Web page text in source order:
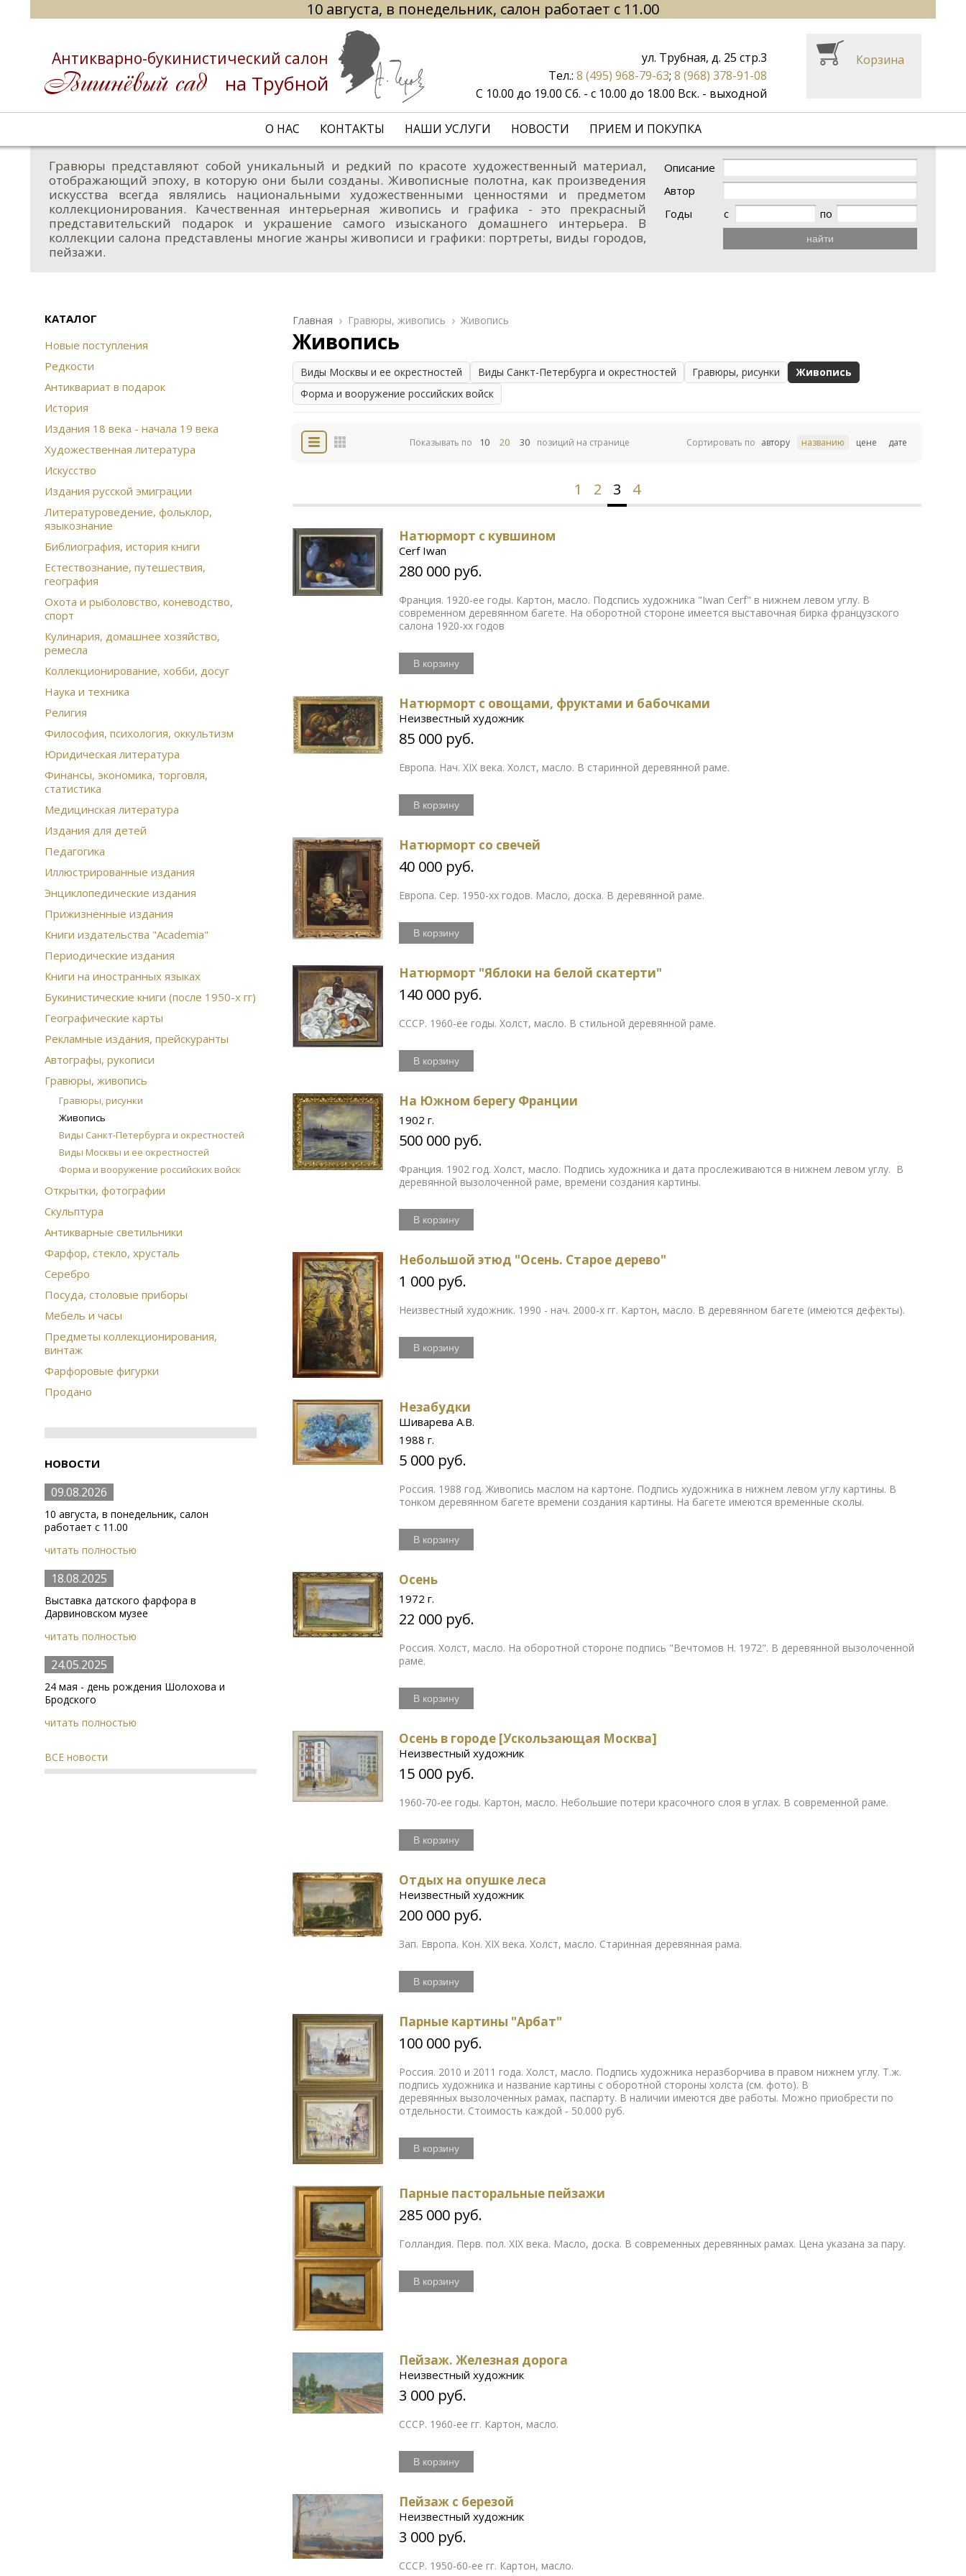
10 августа, в понедельник, салон работает с 11.00
Антикварно-букинистический салон
на Трубной
О НАС КОНТАКТЫ НАШИ УСЛУГИ НОВОСТИ ПРИЕМ И ПОКУПКА
ул. Трубная, д. 25 стр.3
Тел.: 8 (495) 968-79-63; 8 (968) 378-91-08
С 10.00 до 19.00 Сб. - с 10.00 до 18.00 Вск. - выходной
Корзина
Описание
Автор
Годы
с по
найти
Гравюры представляют собой уникальный и редкий по красоте художественный материал,
отображающий эпоху, в которую они были созданы. Живописные полотна, как произведения
искусства всегда являлись национальными художественными ценностями и предметом
коллекционирования. Качественная интерьерная живопись и графика - это прекрасный
представительский подарок и украшение самого изысканого домашнего интерьера. В
коллекции салона представлены многие жанры живописи и графики: портреты, виды городов,
пейзажи.
КАТАЛОГ
Новые поступления
Редкости
Антиквариат в подарок
История
Издания 18 века - начала 19 века
Художественная литература
Искусство
Издания русской эмиграции
Литературоведение, фольклор,
языкознание
Библиография, история книги
Естествознание, путешествия,
география
Охота и рыболовство, коневодство,
спорт
Кулинария, домашнее хозяйство,
ремесла
Коллекционирование, хобби, досуг
Наука и техника
Религия
Философия, психология, оккультизм
Юридическая литература
Финансы, экономика, торговля,
статистика
Медицинская литература
Издания для детей
Педагогика
Иллюстрированные издания
Энциклопедические издания
Прижизненные издания
Книги издательства "Academia"
Периодические издания
Книги на иностранных языках
Букинистические книги (после 1950-х гг)
Географические карты
Рекламные издания, прейскуранты
Автографы, рукописи
Гравюры, живопись
Гравюры, рисунки
Живопись
Виды Санкт-Петербурга и окрестностей
Виды Москвы и ее окрестностей
Форма и вооружение российских войск
Открытки, фотографии
Скульптура
Антикварные светильники
Фарфор, стекло, хрусталь
Серебро
Посуда, столовые приборы
Мебель и часы
Предметы коллекционирования,
винтаж
Фарфоровые фигурки
Продано
НОВОСТИ
09.08.2026
10 августа, в понедельник, салон
работает с 11.00
читать полностью
18.08.2025
Выставка датского фарфора в
Дарвиновском музее
читать полностью
24.05.2025
24 мая - день рождения Шолохова и
Бродского
читать полностью
ВСЕ новости
Главная Гравюры, живопись Живопись
Живопись
Виды Москвы и ее окрестностей Виды Санкт-Петербурга и окрестностей Гравюры, рисунки
Живопись
Форма и вооружение российских войск
Показывать по 10 20 30 позиций на странице Сортировать по автору названию цене дате
1 2 3 4
Натюрморт с кувшином
Cerf Iwan
280 000 руб.
Франция. 1920-ее годы. Картон, масло. Подспись художника "Iwan Cerf" в нижнем левом углу. В
современном деревянном багете. На оборотной стороне имеется выставочная бирка французского
салона 1920-хх годов
В корзину
Натюрморт с овощами, фруктами и бабочками
Неизвестный художник
85 000 руб.
Европа. Нач. XIX века. Холст, масло. В старинной деревянной раме.
В корзину
Натюрморт со свечей
40 000 руб.
Европа. Сер. 1950-хх годов. Масло, доска. В деревянной раме.
В корзину
Натюрморт "Яблоки на белой скатерти"
140 000 руб.
СССР. 1960-ее годы. Холст, масло. В стильной деревянной раме.
В корзину
На Южном берегу Франции
1902 г.
500 000 руб.
Франция. 1902 год. Холст, масло. Подпись художника и дата прослеживаются в нижнем левом углу. В
деревянной вызолоченной раме, времени создания картины.
В корзину
Небольшой этюд "Осень. Старое дерево"
1 000 руб.
Неизвестный художник. 1990 - нач. 2000-х гг. Картон, масло. В деревянном багете (имеются дефекты).
В корзину
Незабудки
Шиварева А.В.
1988 г.
5 000 руб.
Россия. 1988 год. Живопись маслом на картоне. Подпись художника в нижнем левом углу картины. В
тонком деревянном багете времени создания картины. На багете имеются временные сколы.
В корзину
Осень
1972 г.
22 000 руб.
Россия. Холст, масло. На оборотной стороне подпись "Вечтомов Н. 1972". В деревянной вызолоченной
раме.
В корзину
Осень в городе [Ускользающая Москва]
Неизвестный художник
15 000 руб.
1960-70-ее годы. Картон, масло. Небольшие потери красочного слоя в углах. В современной раме.
В корзину
Отдых на опушке леса
Неизвестный художник
200 000 руб.
Зап. Европа. Кон. XIX века. Холст, масло. Старинная деревянная рама.
В корзину
Парные картины "Арбат"
100 000 руб.
Россия. 2010 и 2011 года. Холст, масло. Подпись художника неразборчива в правом нижнем углу. Т.ж.
подпись художника и название картины с оборотной стороны холста (см. фото). В
деревянных вызолоченных рамах, паспарту. В наличии имеются две работы. Можно приобрести по
отдельности. Стоимость каждой - 50.000 руб.
В корзину
Парные пасторальные пейзажи
285 000 руб.
Голландия. Перв. пол. XIX века. Масло, доска. В современных деревянных рамах. Цена указана за пару.
В корзину
Пейзаж. Железная дорога
Неизвестный художник
3 000 руб.
СССР. 1960-ее гг. Картон, масло.
В корзину
Пейзаж с березой
Неизвестный художник
3 000 руб.
СССР. 1950-60-ее гг. Картон, масло.